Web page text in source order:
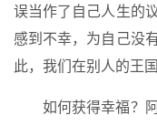
误当作了自己人生的
感到不幸，为自己没
此，我们在别人的王
如何获得幸福？